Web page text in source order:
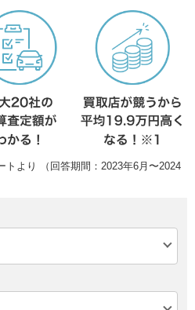
トより （回答期間：2023年6月〜2024